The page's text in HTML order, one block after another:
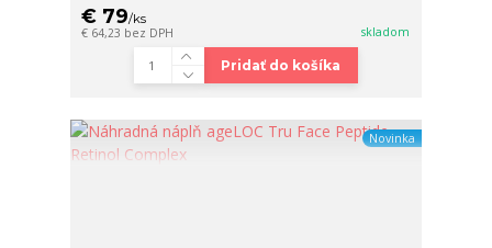
€ 79/ks
€ 64,23 bez DPH skladom
Pridať do košíka
Novinka